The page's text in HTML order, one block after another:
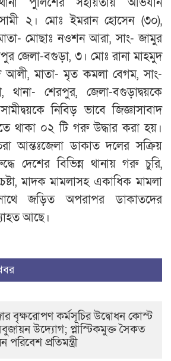
২। মোঃ ইমরান হোসেন (৩০),
মোছাঃ নওশন আরা, সাং- জামুর
জেলা-বগুড়া, ৩। মোঃ রানা মাহমুদ
মাতা- মৃত কমলা বেগম, সাং-
শেরপুর, জেলা-বগুড়াদ্বয়কে
নিবিড় ভাবে জিজ্ঞাসাবাদ
থাকা ০২ টি গরু উদ্ধার করা হয়।
আন্তঃজেলা ডাকাত দলের সক্রিয়
দেশের বিভিন্ন থানায় গরু চুরি,
মাদক মামলাসহ একাধিক মামলা
জড়িত অপরাপর ডাকাতদের
আছে।
বৃক্ষরোপণ কর্মসূচির উদ্বোধন কোস্ট
সবুজায়ন উদ্যোগ; প্লাস্টিকমুক্ত সৈকত
প্রতিমন্ত্রী